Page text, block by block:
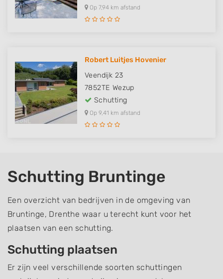
Op 7,94 km afstand
Robert Luitjes Hovenier
Veendijk 23
7852TE Wezup
Schutting
Op 9,41 km afstand
Schutting Bruntinge
Een overzicht van bedrijven in de omgeving van
Bruntinge, Drenthe waar u terecht kunt voor het
plaatsen van een schutting.
Schutting plaatsen
Er zijn veel verschillende soorten schuttingen